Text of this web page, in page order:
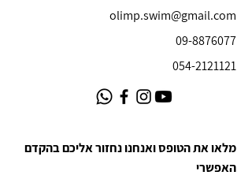
olimp.swim@gmail.com
09-8876077
054-2121121
מלאו את הטופס ואנחנו נחזור אליכם בהקדם
האפשרי